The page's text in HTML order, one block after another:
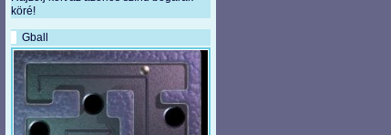
köré!
Gball